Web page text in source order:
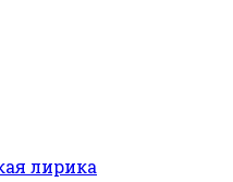
лирика